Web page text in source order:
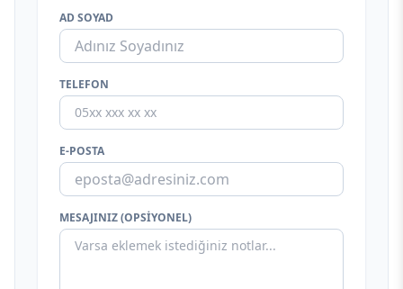
AD SOYAD
TELEFON
E-POSTA
MESAJINIZ (OPSIYONEL)